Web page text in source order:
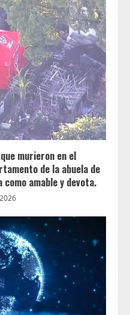
murieron en el
de la abuela de
amable y devota.